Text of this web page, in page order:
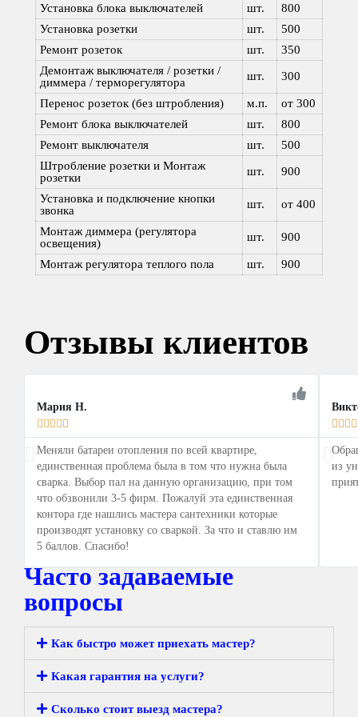
Установка блока выключателей
шт.
800
Установка розетки
шт.
500
Ремонт розеток
шт.
350
Демонтаж выключателя / розетки /
диммера / терморегулятора
шт. 300
Перенос розеток (без штробления) м.п.
от 300
Ремонт блока выключателей
шт.
800
Ремонт выключателя
шт.
500
Штробление розетки и Монтаж
розетки
шт. 900
Установка и подключение кнопки
звонка
шт. от 400
Монтаж диммера (регулятора
освещения)
шт. 900
Монтаж регулятора теплого пола шт. 900
Отзывы клиентов
Мария Н.
    
Меняли батареи отопления по всей квартире,
единственная проблема была в том что нужна была
сварка. Выбор пал на данную организацию, при том
что обзвонили 3-5 фирм. Пожалуй эта единственная
контора где нашлись мастера сантехники которые
производят установку со сваркой. За что и ставлю им
5 баллов. Спасибо!
   
из
Часто задаваемые
вопросы
Как быстро может приехать мастер?
Какая гарантия на услуги?
Сколько стоит выезд мастера?